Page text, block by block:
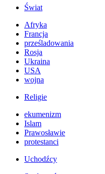
Świat
Afryka
Francja
prześladowania
Rosja
Ukraina
USA
wojna
Religie
ekumenizm
Islam
Prawosławie
protestanci
Uchodźcy